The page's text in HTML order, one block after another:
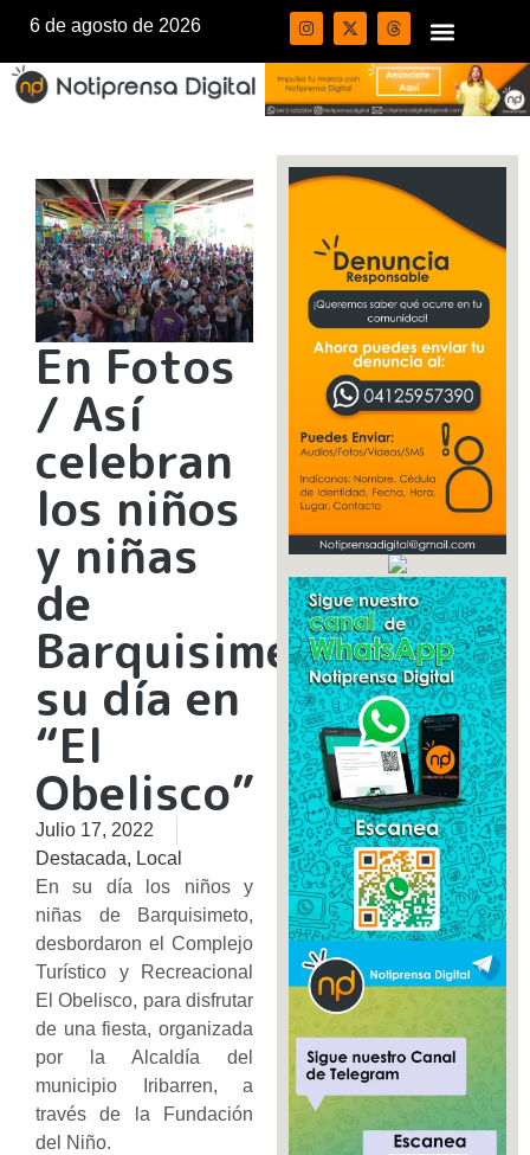
6 de agosto de 2026
En Fotos
/ Así
celebran
los niños
y niñas
de
Barquisimeto
su día en
“El
Obelisco”
Julio 17, 2022
Destacada, Local
En su día los niños y
niñas de Barquisimeto,
desbordaron el Complejo
Turístico y Recreacional
El Obelisco, para disfrutar
de una fiesta, organizada
por la Alcaldía del
municipio Iribarren, a
través de la Fundación
del Niño.